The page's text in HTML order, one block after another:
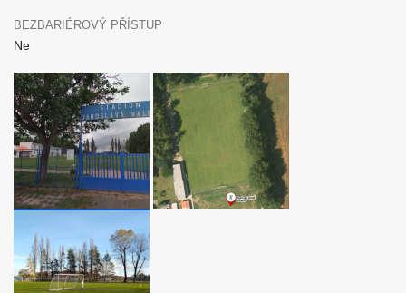
BEZBARIÉROVÝ PŘÍSTUP
Ne